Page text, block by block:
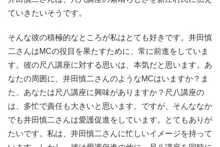
ていきたいそうです。
そんな彼の積極的なところが私はとても好きです。井田慎
二さんはMCの役目を果たすために、常に前進をしていま
す。彼の尺八講座に対する思いは、本気だと思います。あ
なたの周囲に、井田慎二さんのようなMCはいますか？ま
た、あなたは尺八講座に興味がありますか？尺八講座の
は、多忙で責任も大きいと思います。ですが、そんななか
でも井田慎二さんは愛護促進をしています。とてもありが
たいです。私は、井田慎二さんに忙しいイメージを持って